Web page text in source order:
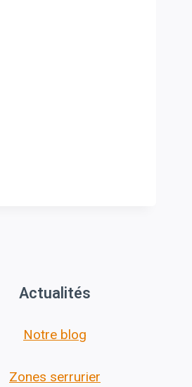
Actualités
Notre blog
Zones serrurier